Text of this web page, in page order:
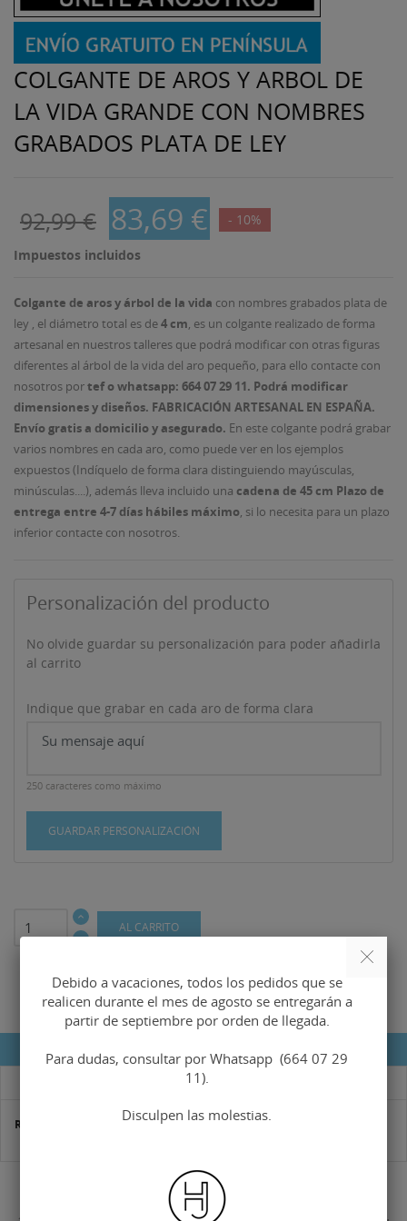
COLGANTE DE AROS Y ARBOL DE
LA VIDA GRANDE CON NOMBRES
GRABADOS PLATA DE LEY
92,99 € 83,69 € - 10%
Impuestos incluidos
Colgante de aros y árbol de la vida con nombres grabados plata de
ley , el diámetro total es de4 cm , es un colgante realizado de forma
artesanal en nuestros talleres que podrá modificar con otras figuras
diferentes al árbol de la vida del aro pequeño, para ello contacte con
nosotros portef owhatsapp: 664 07 29 11. Podrá modificar
dimensiones y diseños. FABRICACIÓN ARTESANAL EN ESPAÑA.
Envío gratis a domicilio y asegurado. En este colgante podrá grabar
varios nombres en cada aro, como puede ver en los ejemplos
expuestos (Indíquelo de forma clara distinguiendo mayúsculas,
minúsculas....), además lleva incluido una cadena de 45 cm Plazo de
entrega entre 4-7 días hábiles máximo , si lo necesita para un plazo
inferior contacte con nosotros.
Personalización del producto
No olvide guardar su personalización para poder añadirla
al carrito
Indique que grabar en cada aro de forma clara
250 caracteres como máximo
GUARDAR PERSONALIZACIÓN
AL CARRITO
DETALLES DEL PRODUCTO
DESCRIPCIÓN
Referencia hma-0275 árbol
Debido a vacaciones, todos los pedidos que se
realicen durante el mes de agosto se entregarán a
partir de septiembre por orden de llegada.
Para dudas, consultar por Whatsapp (664 07 29
11).
Disculpen las molestias.